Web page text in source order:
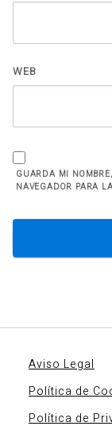
WEB
GUARDA MI
NAVEGADOR PARA
Aviso Legal
Política de
Política de